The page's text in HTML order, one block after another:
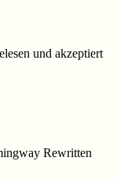
und akzeptiert
Rewritten